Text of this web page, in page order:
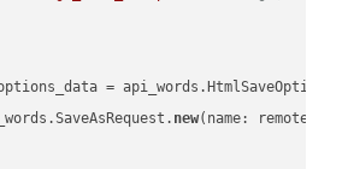
=
new(name: